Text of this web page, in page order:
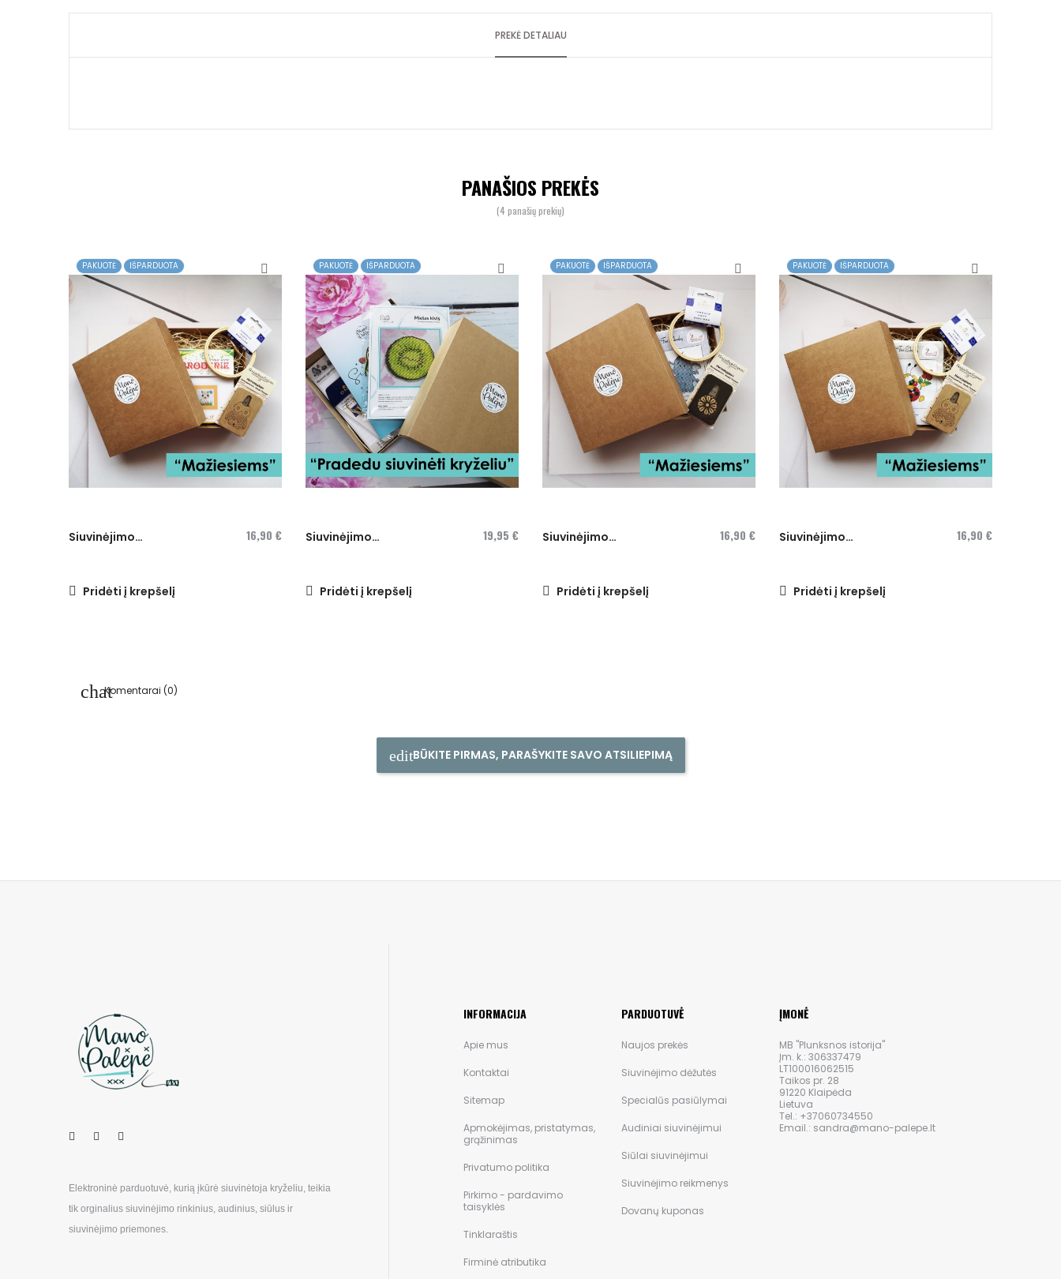
PREKĖ DETALIAU
PANAŠIOS PREKĖS
(4 panašių prekių)
PAKUOTĖ IŠPARDUOTA
Siuvinėjimo
16,90 €
Pridėti į krepšelį
PAKUOTĖ IŠPARDUOTA
Siuvinėjimo
19,95 €
Pridėti į krepšelį
PAKUOTĖ IŠPARDUOTA
Siuvinėjimo
16,90 €
Pridėti į krepšelį
PAKUOTĖ IŠPARDUOTA
Siuvinėjimo
16,90 €
Pridėti į krepšelį
Komentarai (0)
BŪKITE PIRMAS, PARAŠYKITE SAVO ATSILIEPIMĄ
Elektroninė parduotuvė, kurią įkūrė siuvinėtoja kryželiu, teikia
tik orginalius siuvinėjimo rinkinius, audinius, siūlus ir
siuvinėjimo priemones.
INFORMACIJA
Apie mus
Kontaktai
Sitemap
Apmokėjimas, pristatymas,
grąžinimas
Privatumo politika
Pirkimo - pardavimo
taisyklės
Tinklaraštis
Firminė atributika
PARDUOTUVĖ
Naujos prekės
Siuvinėjimo dėžutės
Specialūs pasiūlymai
Audiniai siuvinėjimui
Siūlai siuvinėjimui
Siuvinėjimo reikmenys
Dovanų kuponas
ĮMONĖ
MB "Plunksnos istorija"
Įm. k.: 306337479
LT100016062515
Taikos pr. 28
91220 Klaipėda
Lietuva
Tel.: +37060734550
Email.: sandra@mano-palepe.lt